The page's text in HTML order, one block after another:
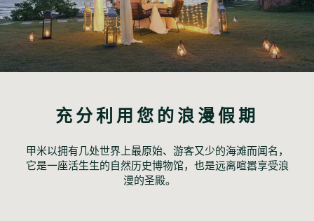
充分利用您的浪漫假期
甲米以拥有几处世界上最原始、游客又少的海滩而闻名，
它是一座活生生的自然历史博物馆，也是远离喧嚣享受浪